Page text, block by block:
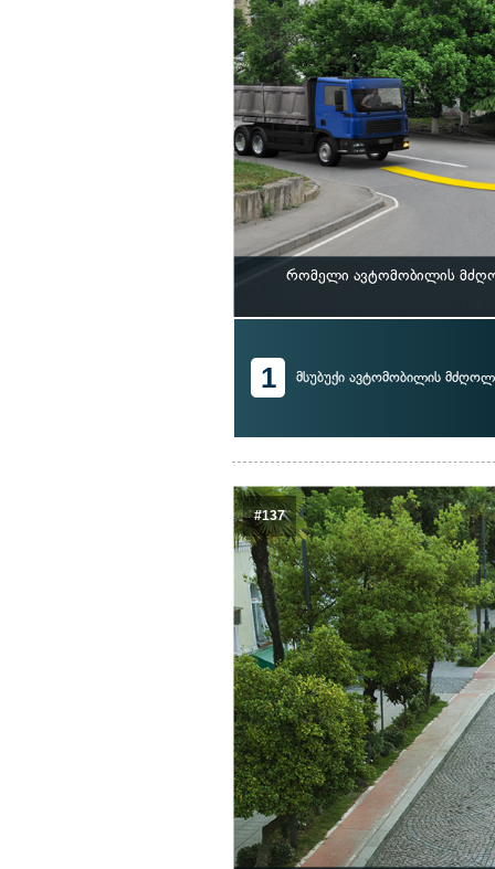
რომელი ავტომობილის
1 მსუბუქი ავტომობილის
#137